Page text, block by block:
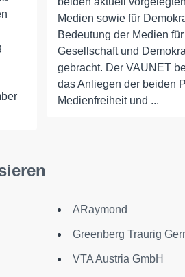
Medien sowie für
Bedeutung der Medien
Gesellschaft und
gebracht. Der VAUNET
das Anliegen der beiden
Medienfreiheit und ...
ARaymond
Greenberg Traurig
VTA Austria GmbH